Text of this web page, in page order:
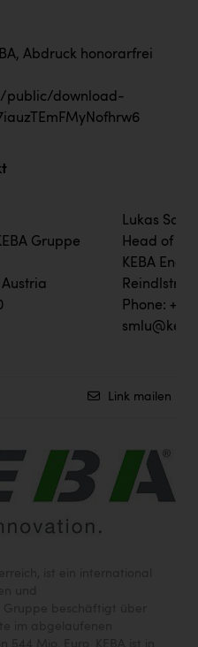
Abdruck honorarfrei
public/download-
Gruppe
Lukas
Head of
KEBA
Phone: +43
Link mailen